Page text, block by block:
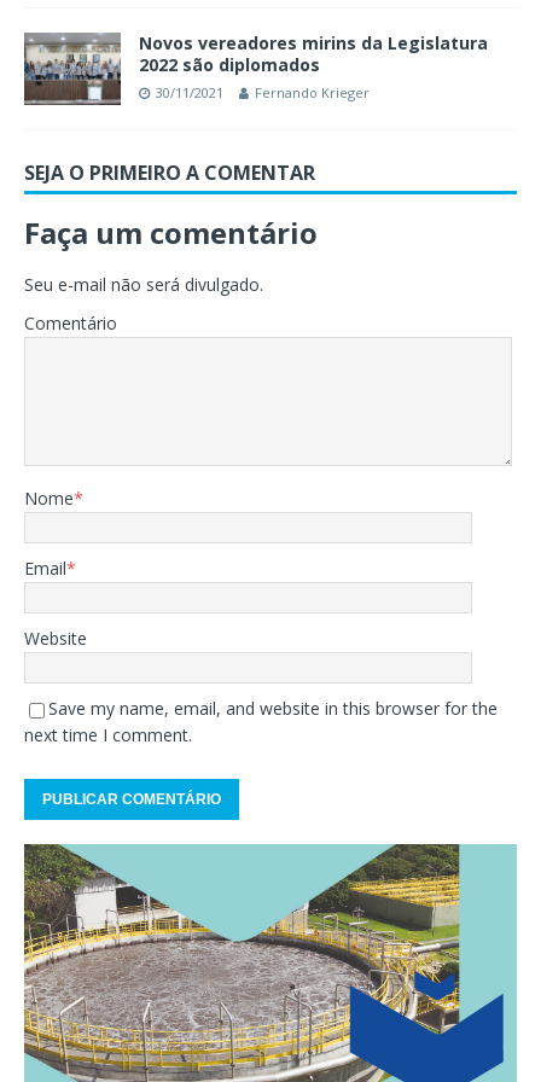
Novos vereadores mirins da Legislatura
2022 são diplomados
30/11/2021 Fernando Krieger
SEJA O PRIMEIRO A COMENTAR
Faça um comentário
Seu e-mail não será divulgado.
Comentário
Nome*
Email*
Website
Save my name, email, and website in this browser for the
next time I comment.